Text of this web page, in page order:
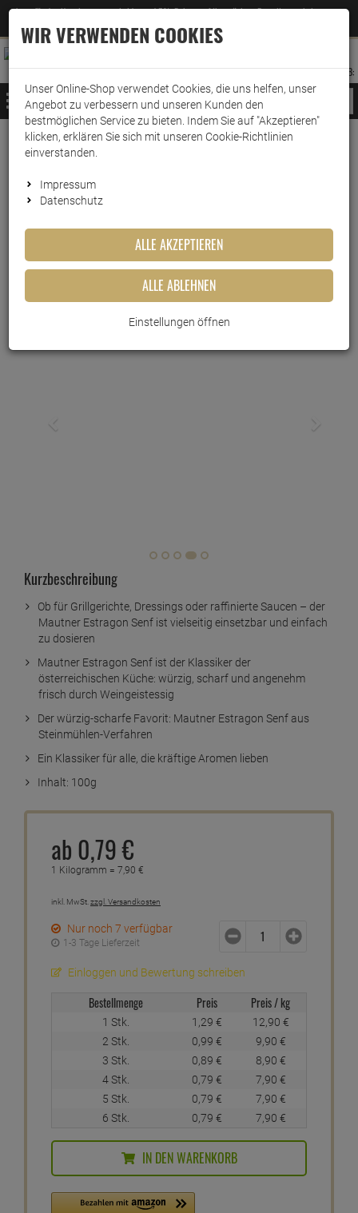
Jetzt für den Newsletter entscheiden und 5% Rabatt auf Ihre nächste Bestellung erhalten
–Zum Newsletter
ANMELDEN
AUFKLAPPEN
MERKZETTEL
WARENKORB:
MENÜ
Weiter einkaufen www.wark24.de Lebensmittel Sonstiges
Mautner Estragon Senf 100g
Mautner Estragon Senf 100g
10016676
Kurzbeschreibung
Ob für Grillgerichte, Dressings oder raffinierte Saucen – der
Mautner Estragon Senf ist vielseitig einsetzbar und einfach
zu dosieren
Mautner Estragon Senf ist der Klassiker der
österreichischen Küche: würzig, scharf und angenehm
frisch durch Weingeistessig
Der würzig-scharfe Favorit: Mautner Estragon Senf aus
Steinmühlen-Verfahren
Ein Klassiker für alle, die kräftige Aromen lieben
Inhalt: 100g
ab 0,79€
1 Kilogramm = 7,90 €
inkl. MwSt. zzgl. Versandkosten
Nur noch 7 verfügbar
1-3 Tage Lieferzeit
Einloggen und Bewertung schreiben
Bestellmenge Preis Preis / kg
1 Stk. 1, 29 € 12, 90 €
2 Stk.
0, 99 € 9, 90 €
3 Stk.
0, 89 € 8, 90 €
4 Stk.
0, 79 € 7, 90 €
5 Stk.
0, 79 € 7, 90 €
6 Stk.
0, 79 € 7, 90 €
IN DEN WARENKORB
WIR VERWENDEN COOKIES
Unser Online-Shop verwendet Cookies, die uns helfen, unser
Angebot zu verbessern und unseren Kunden den
bestmöglichen Service zu bieten. Indem Sie auf "Akzeptieren"
klicken, erklären Sie sich mit unseren Cookie-Richtlinien
einverstanden.
Impressum
Datenschutz
ALLE AKZEPTIEREN
ALLE ABLEHNEN
Einstellungen öffnen